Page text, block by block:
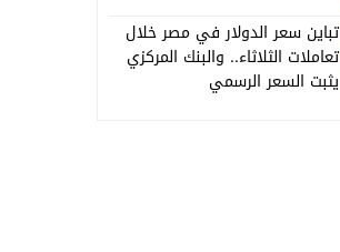
تباين سعر الدولار في مصر خلال
تعاملات الثلاثاء.. والبنك المركزي
يثبت السعر الرسمي